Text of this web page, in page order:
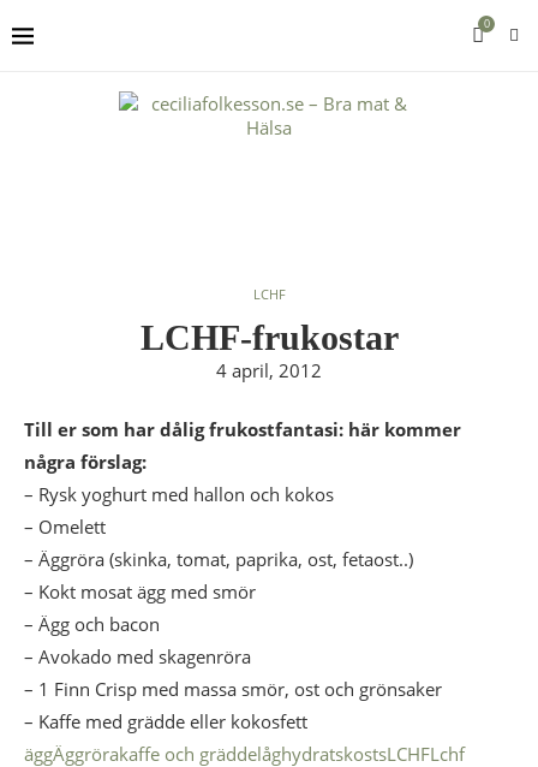
0
LCHF
LCHF-frukostar
4 april, 2012
Till er som har dålig frukostfantasi: här kommer
några förslag:
– Rysk yoghurt med hallon och kokos
– Omelett
– Äggröra (skinka, tomat, paprika, ost, fetaost..)
– Kokt mosat ägg med smör
– Ägg och bacon
– Avokado med skagenröra
– 1 Finn Crisp med massa smör, ost och grönsaker
– Kaffe med grädde eller kokosfett
äggÄggrörakaffe och gräddelåghydratskostsLCHFLchf